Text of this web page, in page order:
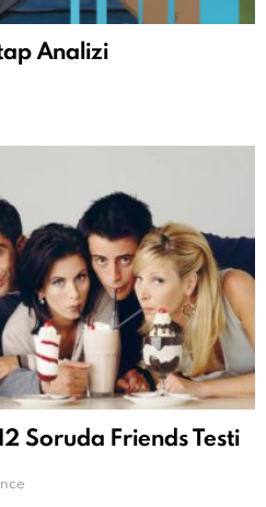
Analizi
Soruda Friends Testi